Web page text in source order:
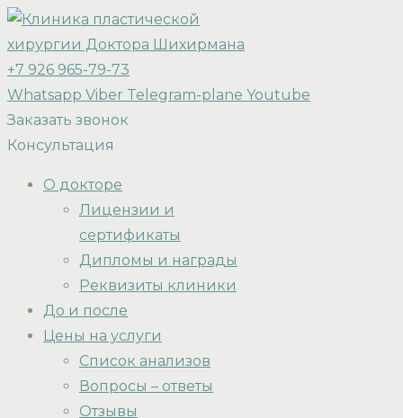
+7 926 965-79-73
Whatsapp Viber Telegram-plane Youtube
Заказать звонок
Консультация
О докторе
Лицензии и
сертификаты
Дипломы и награды
Реквизиты клиники
До и после
Цены на услуги
Список анализов
Вопросы – ответы
Отзывы